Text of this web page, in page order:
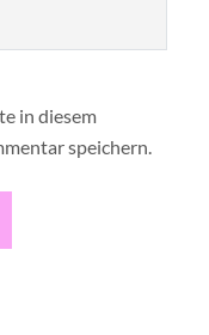
in diesem
speichern.